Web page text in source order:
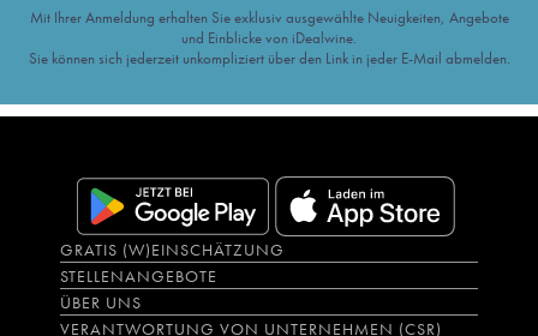
Mit Ihrer Anmeldung erhalten Sie exklusiv ausgewählte Neuigkeiten, Angebote
und Einblicke von iDealwine.
Sie können sich jederzeit unkompliziert über den Link in jeder E-Mail abmelden.
GRATIS (W)EINSCHÄTZUNG
STELLENANGEBOTE
ÜBER UNS
VERANTWORTUNG VON UNTERNEHMEN (CSR)